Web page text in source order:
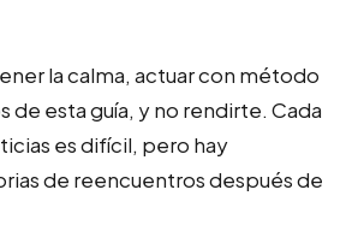
la calma, actuar con método
de esta guía, y no rendirte. Cada
es difícil, pero hay
de reencuentros después de